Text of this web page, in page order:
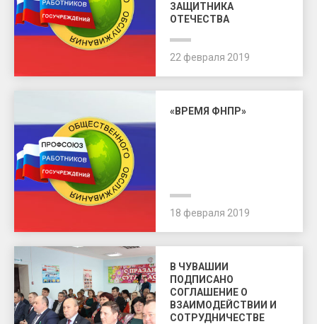
ЗАЩИТНИКА
ОТЕЧЕСТВА
22 февраля 2019
«ВРЕМЯ ФНПР»
18 февраля 2019
В ЧУВАШИИ
ПОДПИСАНО
СОГЛАШЕНИЕ О
ВЗАИМОДЕЙСТВИИ И
СОТРУДНИЧЕСТВЕ